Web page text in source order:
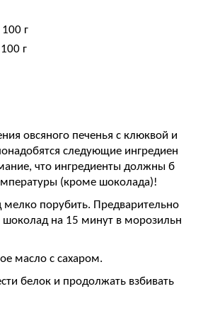
г
г
овсяного печенья с клюквой и
следующие ингредиен
что ингредиенты должны б
(кроме шоколада)!
порубить. Предварительно
на 15 минут в морозильн
масло с сахаром.
белок и продолжать взбивать